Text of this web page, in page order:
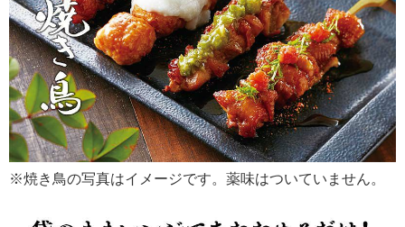
※焼き鳥の写真はイメージです。薬味はついていません。